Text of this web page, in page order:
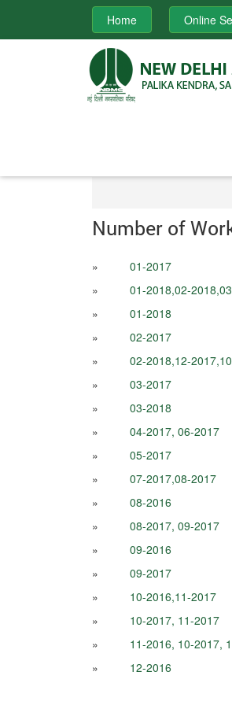
Home Online
Number of
»
01-2017
»
01-2018,02-
»
01-2018
»
02-2017
»
02-2018,12-
»
03-2017
»
03-2018
»
04-2017, 06-2017
»
05-2017
»
07-2017,08-2017
»
08-2016
»
08-2017, 09-2017
»
09-2016
»
09-2017
»
10-2016,11-2017
»
10-2017, 11-2017
»
11-2016, 10-2017,
»
12-2016